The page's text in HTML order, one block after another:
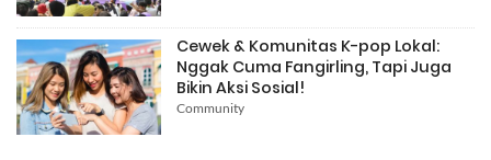
Cewek & Komunitas K-pop Lokal:
Nggak Cuma Fangirling, Tapi Juga
Bikin Aksi Sosial!
Community